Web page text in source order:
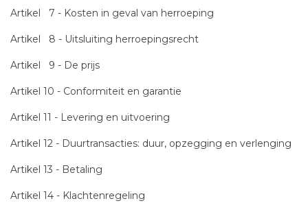
Artikel 7 - Kosten in geval van herroeping
Artikel 8 - Uitsluiting herroepingsrecht
Artikel 9 - De prijs
Artikel 10 - Conformiteit en garantie
Artikel 11 - Levering en uitvoering
Artikel 12 - Duurtransacties: duur, opzegging en verlenging
Artikel 13 - Betaling
Artikel 14 - Klachtenregeling